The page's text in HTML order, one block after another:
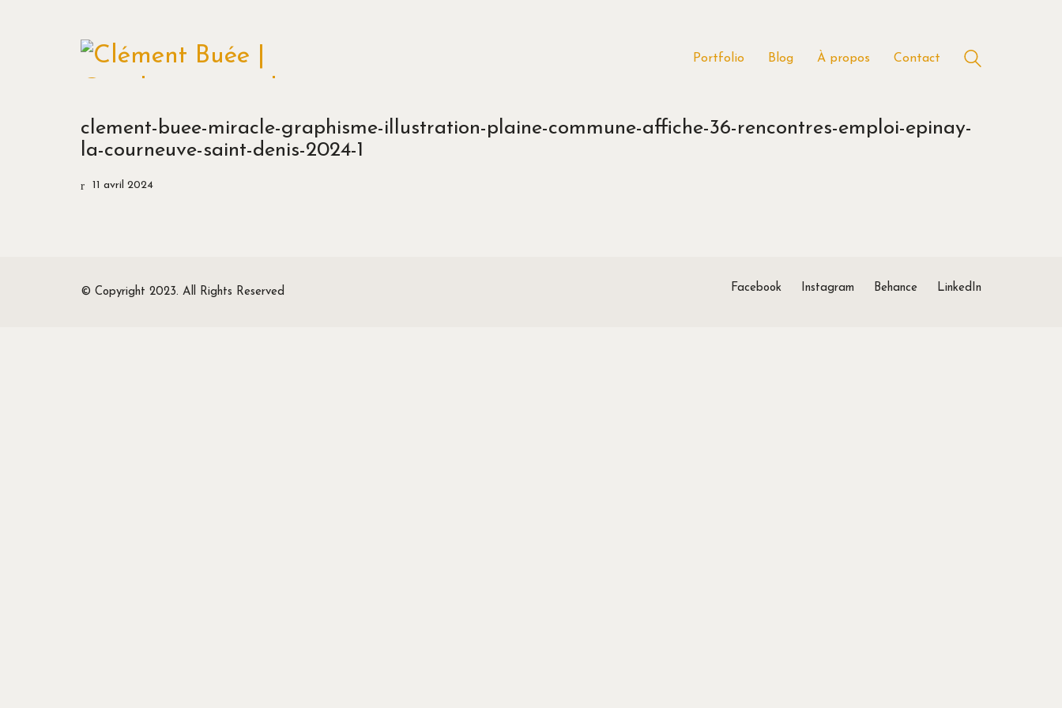
Portfolio Blog À propos Contact
clement-buee-miracle-graphisme-illustration-plaine-commune-affiche-36-rencontres-emploi-epinay-
la-courneuve-saint-denis-2024-1
11 avril 2024
Facebook Instagram Behance LinkedIn
© Copyright 2023. All Rights Reserved